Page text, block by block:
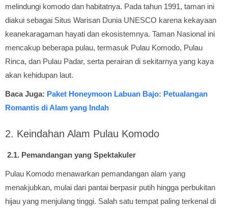
melindungi komodo dan habitatnya. Pada tahun 1991, taman ini
diakui sebagai Situs Warisan Dunia UNESCO karena kekayaan
keanekaragaman hayati dan ekosistemnya. Taman Nasional ini
mencakup beberapa pulau, termasuk Pulau Komodo, Pulau
Rinca, dan Pulau Padar, serta perairan di sekitarnya yang kaya
akan kehidupan laut.
Baca Juga: Paket Honeymoon Labuan Bajo: Petualangan
Romantis di Alam yang Indah
2. Keindahan Alam Pulau Komodo
2.1. Pemandangan yang Spektakuler
Pulau Komodo menawarkan pemandangan alam yang
menakjubkan, mulai dari pantai berpasir putih hingga perbukitan
hijau yang menjulang tinggi. Salah satu tempat paling terkenal di